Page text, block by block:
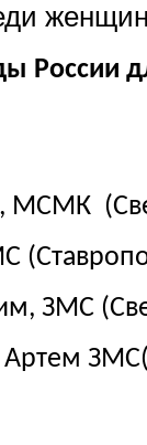
России
МСМК
ЗМС